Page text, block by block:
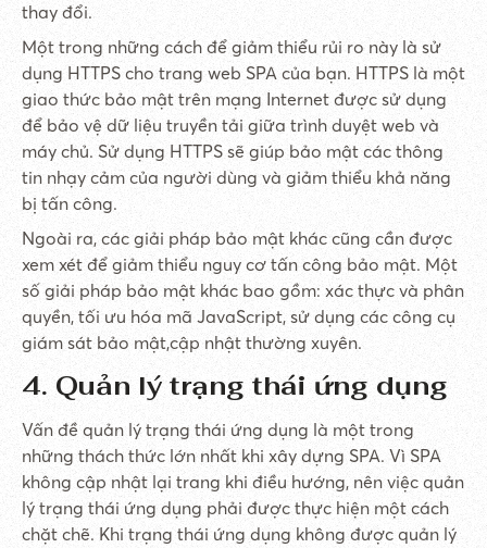
thay đổi.
Một trong những cách để giảm thiểu rủi ro này là sử
dụng HTTPS cho trang web SPA của bạn. HTTPS là một
giao thức bảo mật trên mạng Internet được sử dụng
để bảo vệ dữ liệu truyền tải giữa trình duyệt web và
máy chủ. Sử dụng HTTPS sẽ giúp bảo mật các thông
tin nhạy cảm của người dùng và giảm thiểu khả năng
bị tấn công.
Ngoài ra, các giải pháp bảo mật khác cũng cần được
xem xét để giảm thiểu nguy cơ tấn công bảo mật. Một
số giải pháp bảo mật khác bao gồm: xác thực và phân
quyền, tối ưu hóa mã JavaScript, sử dụng các công cụ
giám sát bảo mật,cập nhật thường xuyên.
4. Quản lý trạng thái ứng dụng
Vấn đề quản lý trạng thái ứng dụng là một trong
những thách thức lớn nhất khi xây dựng SPA. Vì SPA
không cập nhật lại trang khi điều hướng, nên việc quản
lý trạng thái ứng dụng phải được thực hiện một cách
chặt chẽ. Khi trạng thái ứng dụng không được quản lý